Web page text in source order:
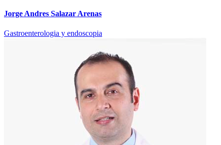
Jorge Andres Salazar Arenas
Gastroenterologia y endoscopia